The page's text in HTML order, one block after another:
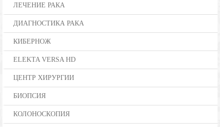
ЛЕЧЕНИЕ РАКА
ДИАГНОСТИКА РАКА
КИБЕРНОЖ
ELEKTA VERSA HD
ЦЕНТР ХИРУРГИИ
БИОПСИЯ
КОЛОНОСКОПИЯ